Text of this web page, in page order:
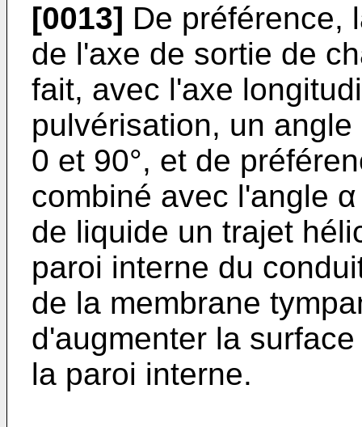
[0013] De préférence,
de l'axe de sortie de
fait, avec l'axe
pulvérisation, un
0 et 90°, et de
combiné avec l'angle
de liquide un trajet
paroi interne du
de la membrane
d'augmenter la
la paroi interne.